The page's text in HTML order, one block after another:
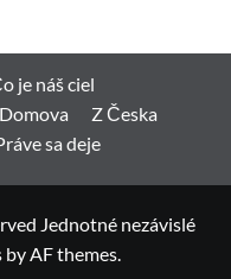
je náš ciel
Z Česka
sa deje
Jednotné nezávislé
by AF themes.